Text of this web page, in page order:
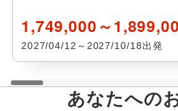
アルカラ デ エナーレ
アルヘシラス
カディス
1,749,000～
2027/04/12～2027/10/18出発
あなたへの